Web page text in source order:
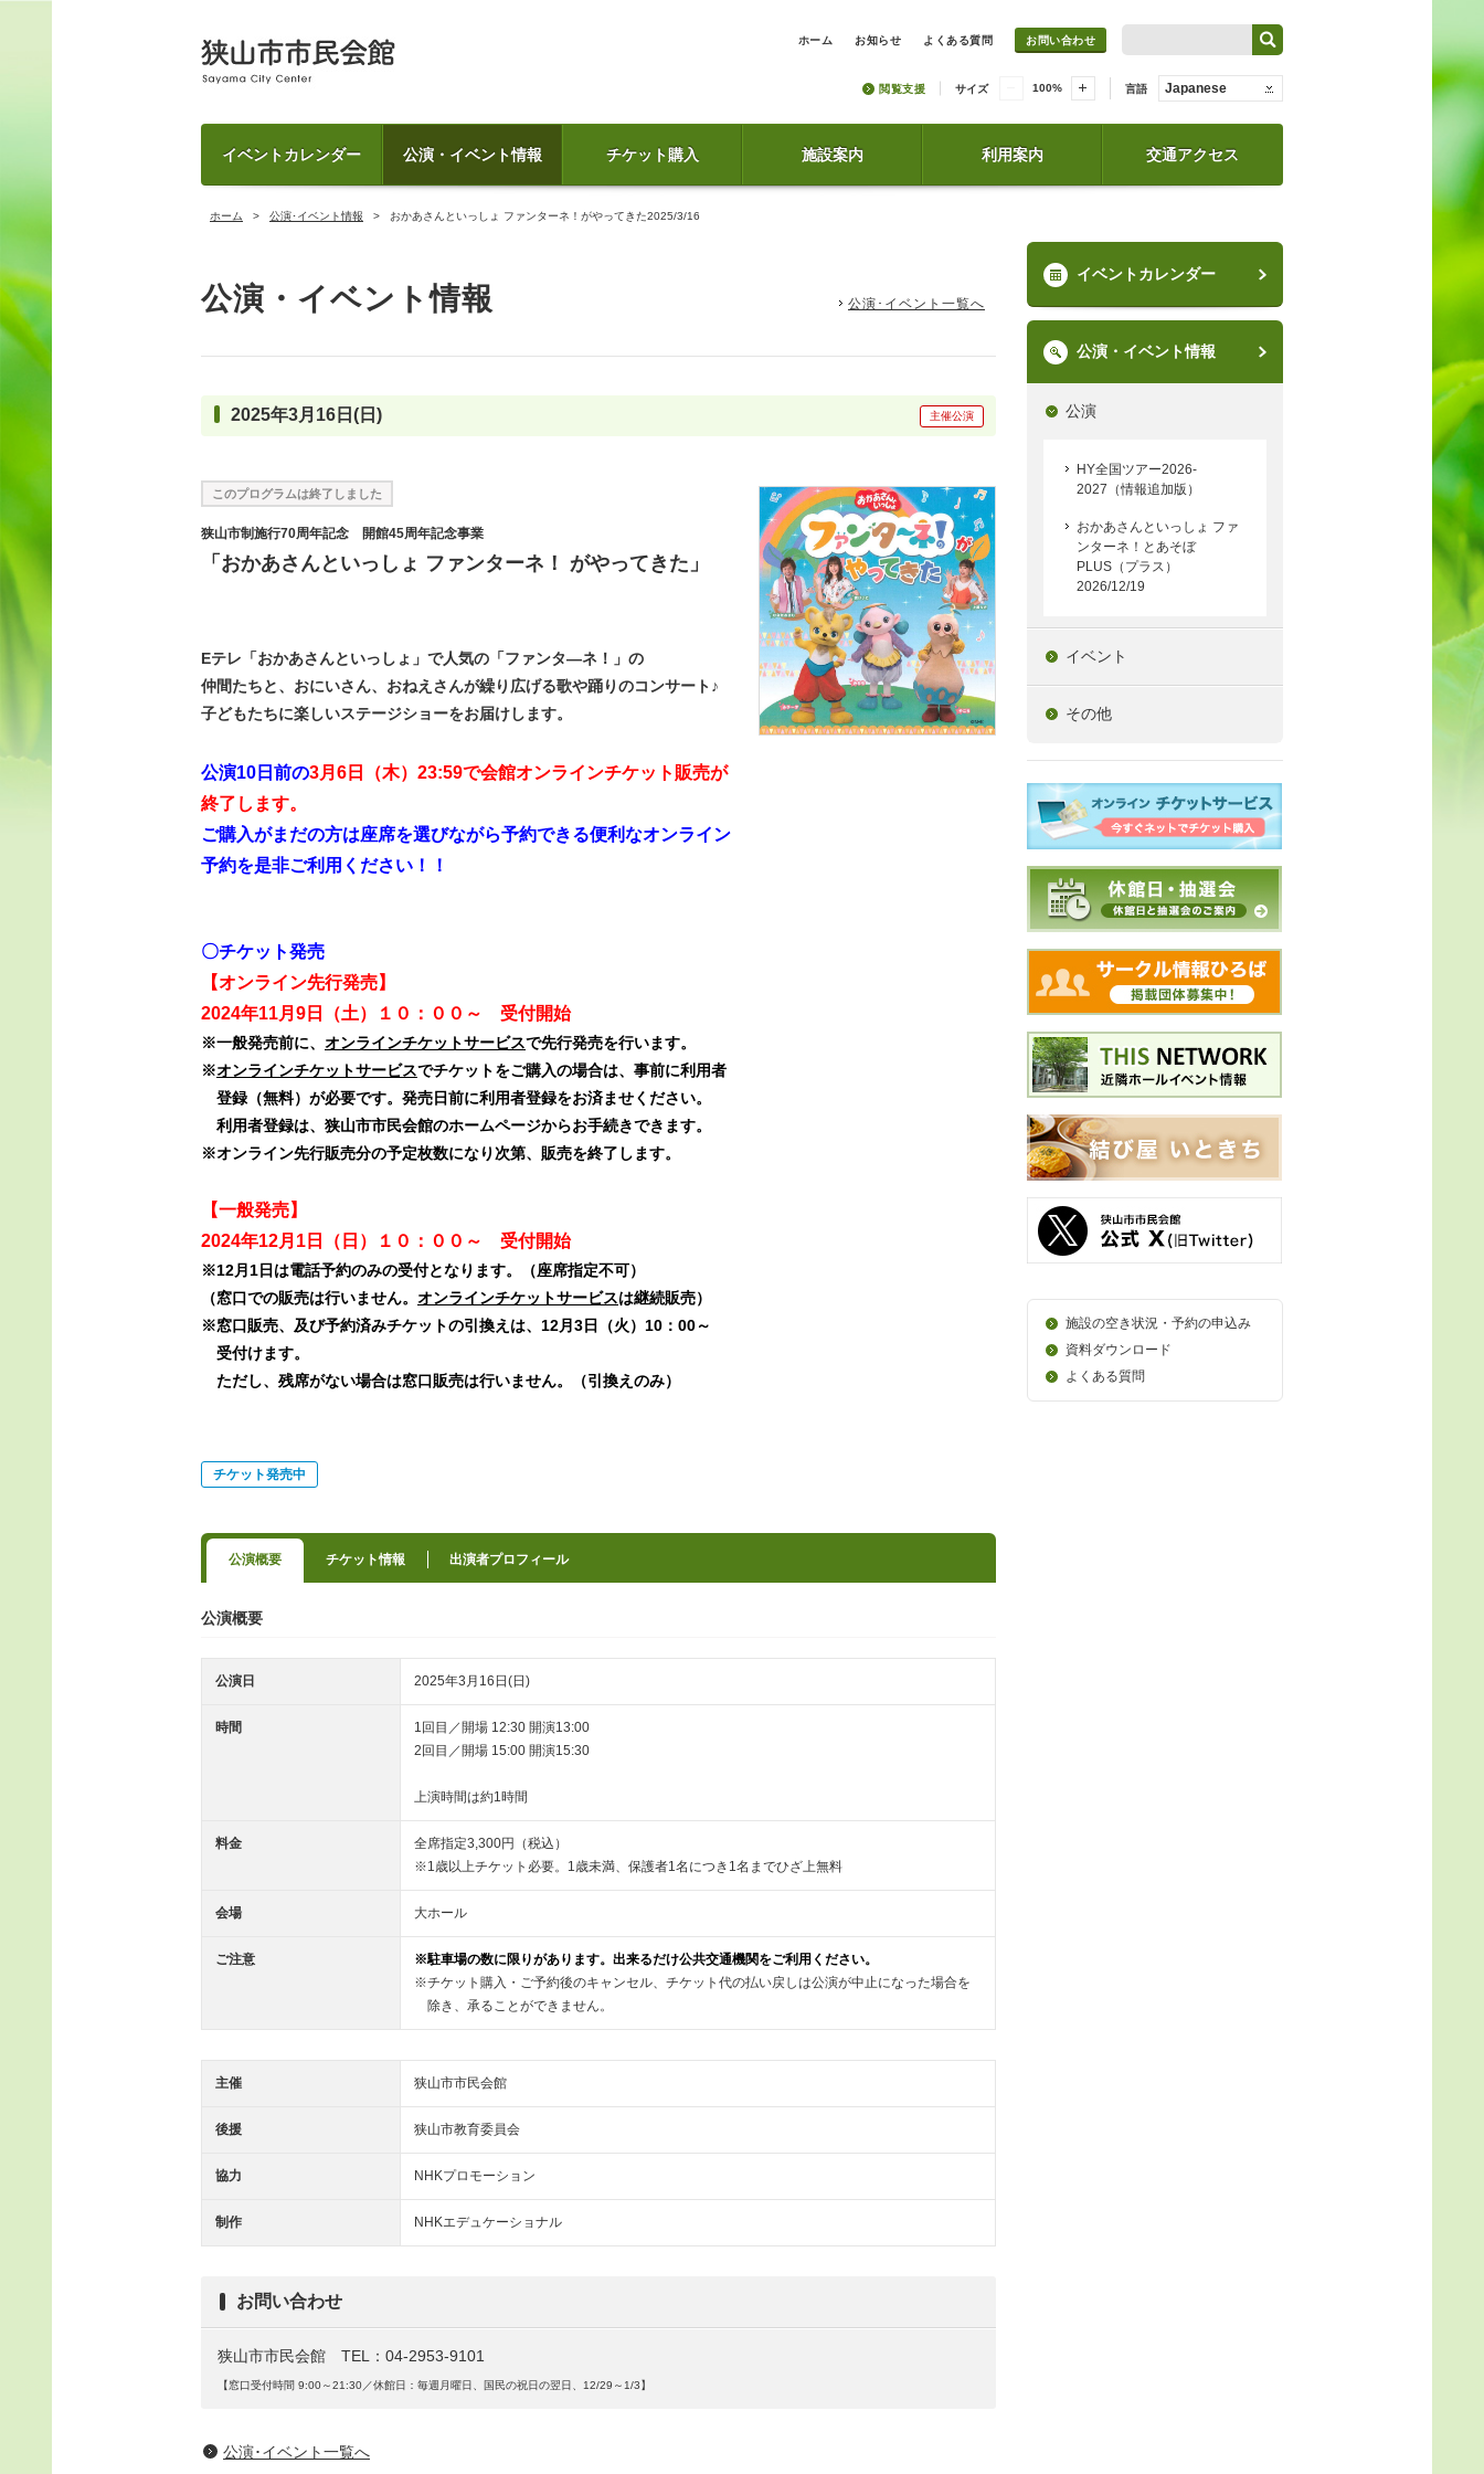
ホーム お知らせ よくある質問 お問い合わせ
閲覧支援 サイズ 100% 言語 Japanese
イベントカレンダー 公演・イベント情報 チケット購入 施設案内 利用案内 交通アクセス
ホーム 公演･イベント情報 おかあさんといっしょ ファンターネ！がやってきた2025/3/16
公演・イベント情報 公演･イベント一覧へ
2025年3月16日(日) 主催公演
このプログラムは終了しました
狭山市制施行70周年記念 開館45周年記念事業
「おかあさんといっしょ ファンターネ！ がやってきた」
Eテレ「おかあさんといっしょ」で人気の「ファンタ―ネ！」の
仲間たちと、 おにいさん、おねえさんが繰り広げる歌や踊りのコンサート♪
子どもたちに楽しいステージショーをお届けします。
公演10日前の3月6日（木）23:59で会館オンラインチケット販売が
終了します。
ご購入がまだの方は座席を選びながら予約できる便利なオンライン
予約を是非ご利用ください！！
〇チケット発売
【オンライン先行発売】
2024年11月9日（土）１０：００～ 受付開始
※一般発売前に、 オンラインチケットサービスで先行発売を行います。
※オンラインチケットサービスでチケットをご購入の場合は、事前に利用者
登録（無料）が必要です。 発売日前に利用者登録をお済ませください。
利用者登録は、狭山市市民会館のホームページからお手続きできます。
※オンライン先行販売分の予定枚数になり次第、販売を終了します。
【一般発売】
2024年12月1日（日）１０：００～ 受付開始
※12月1日は電話予約のみの受付となります。（座席指定不可）
（窓口での販売は行いません。 オンラインチケットサービスは継続販売）
※窓口販売、及び予約済みチケットの引換えは、12月3日（火）10 ：00～
受付けます。
ただし、残席がない場合は窓口販売は行いません。（引換えのみ）
チケット発売中
公演概要 チケット情報 出演者プロフィール
公演概要
公演日 2025年3月16日(日)
時間
1回目／開場 12:30 開演13:00
2回目／開場 15:00 開演15:30
上演時間は約1時間
料金
全席指定3,300円（税込）
※1歳以上チケット必要。1歳未満、保護者1名につき1名までひざ上無料
会場 大ホール
ご注意
※駐車場の数に限りがあります。出来るだけ公共交通機関をご利用ください。
※チケット購入・ご予約後のキャンセル、チケット代の払い戻しは公演が中止になった場合を
除き、承ることができません。
主催 狭山市市民会館
後援 狭山市教育委員会
協力 NHKプロモーション
制作 NHKエデュケーショナル
お問い合わせ
狭山市市民会館 TEL：04-2953-9101
【窓口受付時間 9:00～21:30／休館日：毎週月曜日、国民の祝日の翌日、12/29～1/3】
公演･イベント一覧へ
イベントカレンダー
公演・イベント情報
公演
HY全国ツアー2026-
2027（情報追加版）
おかあさんといっしょ ファ
ンターネ！とあそぼ
PLUS（プラス）
2026/12/19
イベント
その他
施設の空き状況・予約の申込み
資料ダウンロード
よくある質問